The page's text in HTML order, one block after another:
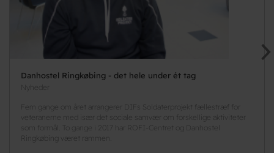
Danhostel Ringkøbing - det hele under ét tag
Fem gange om året arrangerer DIFs Soldaterprojekt fællestræf for
veteranerne med især det sociale samvær om forskellige aktiviteter
som formål. To gange i 2017 har ROFI-Centret og Danhostel
Ringkøbing været rammen.